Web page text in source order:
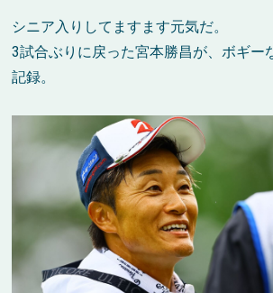
シニア入りしてますます元気だ。
3試合ぶりに戻った宮本勝昌が、ボギー
記録。